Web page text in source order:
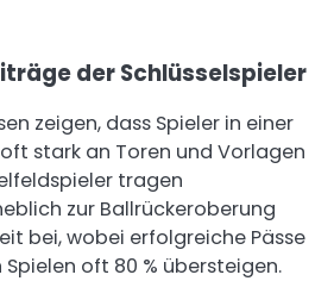
der Schlüsselspieler
zeigen, dass Spieler in einer
stark an Toren und Vorlagen
tragen
zur Ballrückeroberung
bei, wobei erfolgreiche Pässe
oft 80 % übersteigen.